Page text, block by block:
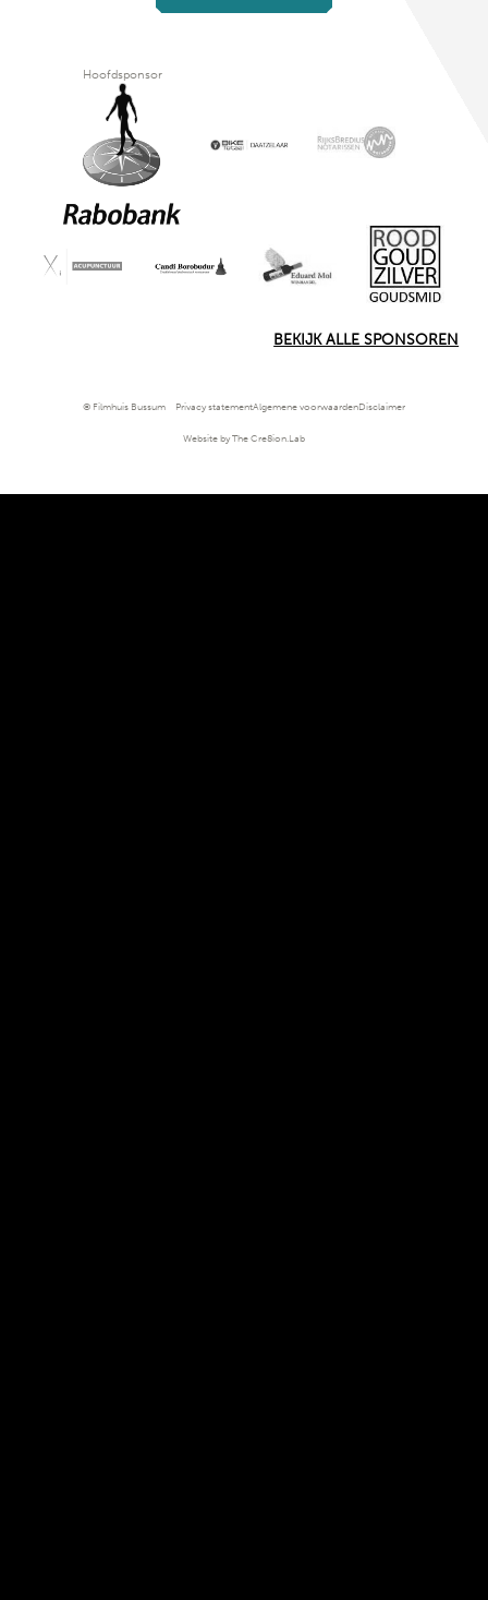
Hoofdsponsor
BEKIJK ALLE SPONSOREN
© Filmhuis Bussum Privacy statementAlgemene voorwaardenDisclaimer
Website by The Cre8ion.Lab